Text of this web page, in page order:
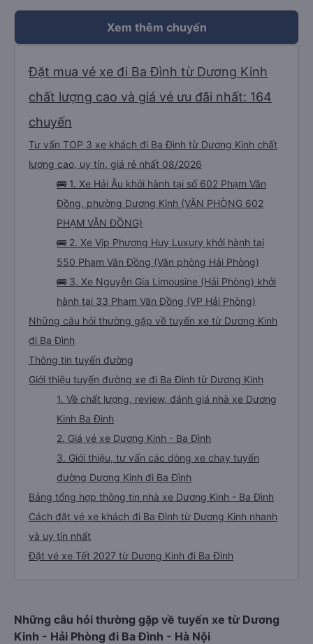
Xem thêm chuyến
Đặt mua vé xe đi Ba Đình từ Dương Kinh
chất lượng cao và giá vé ưu đãi nhất: 164
chuyến
Tư vấn TOP 3 xe khách đi Ba Đình từ Dương Kinh chất
lượng cao, uy tín, giá rẻ nhất 08/2026
🚌 1. Xe Hải Âu khởi hành tại số 602 Phạm Văn
Đồng, phường Dương Kinh (VĂN PHÒNG 602
PHẠM VĂN ĐỒNG)
🚌 2. Xe Vip Phương Huy Luxury khởi hành tại
550 Phạm Văn Đồng (Văn phòng Hải Phòng)
🚌 3. Xe Nguyễn Gia Limousine (Hải Phòng) khởi
hành tại 33 Phạm Văn Đồng (VP Hải Phòng)
Những câu hỏi thường gặp về tuyến xe từ Dương Kinh
đi Ba Đình
Thông tin tuyến đường
Giới thiệu tuyến đường xe đi Ba Đình từ Dương Kinh
1. Về chất lượng, review, đánh giá nhà xe Dương
Kinh Ba Đình
2. Giá vé xe Dương Kinh - Ba Đình
3. Giới thiệu, tư vấn các dòng xe chạy tuyến
đường Dương Kinh đi Ba Đình
Bảng tổng hợp thông tin nhà xe Dương Kinh - Ba Đình
Cách đặt vé xe khách đi Ba Đình từ Dương Kinh nhanh
và uy tín nhất
Đặt vé xe Tết 2027 từ Dương Kinh đi Ba Đình
Những câu hỏi thường gặp về tuyến xe từ Dương
Kinh - Hải Phòng đi Ba Đình - Hà Nội